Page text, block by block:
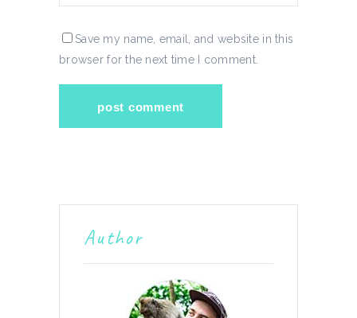
Save my name, email, and website in this
browser for the next time I comment.
Author